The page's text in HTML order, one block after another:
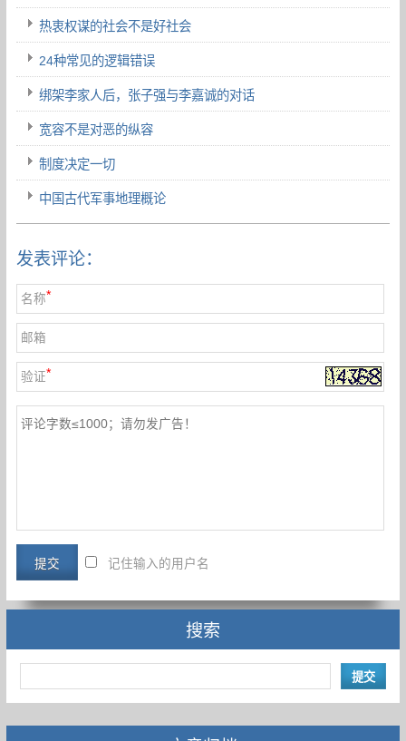
热衷权谋的社会不是好社会
24种常见的逻辑错误
绑架李家人后，张子强与李嘉诚的对话
宽容不是对恶的纵容
制度决定一切
中国古代军事地理概论
发表评论：
名称*
邮箱
验证*
记住输入的用户名
搜索